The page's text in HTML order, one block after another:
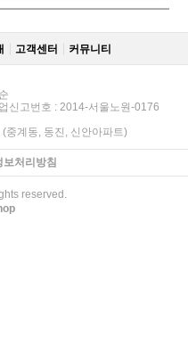
고객센터 커뮤니티
신고번호 : 2014-서울노원-0176
중계동, 동진, 신안아파트)
보처리방침
reserved.